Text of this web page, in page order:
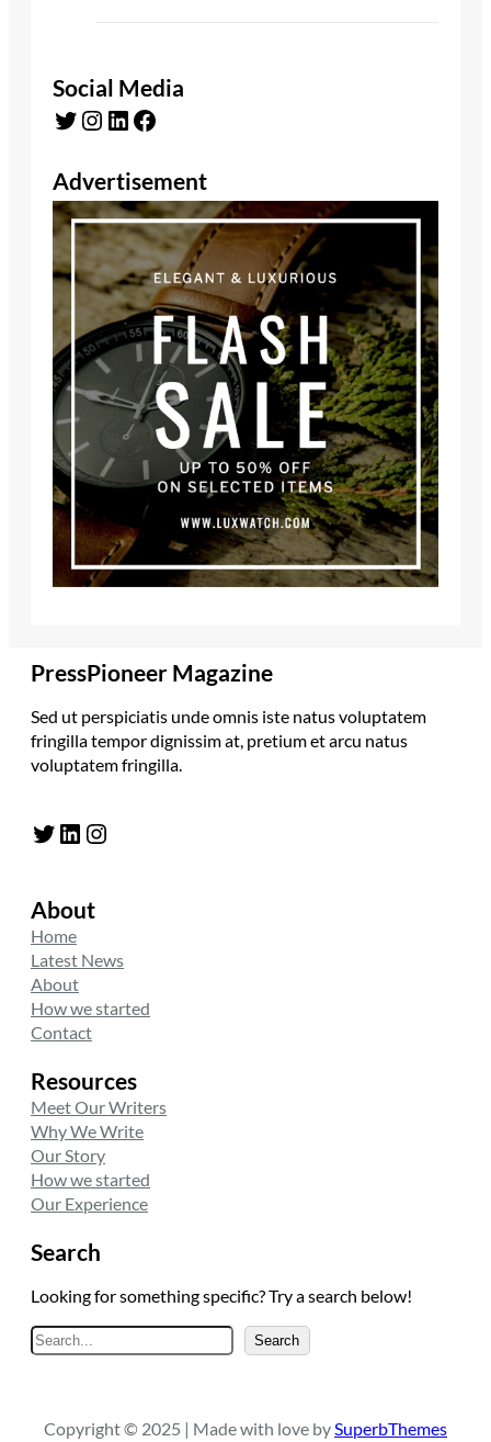
Social Media
Twitter Instagram LinkedIn Facebook
Advertisement
PressPioneer Magazine
Sed ut perspiciatis unde omnis iste natus voluptatem
fringilla tempor dignissim at, pretium et arcu natus
voluptatem fringilla.
Twitter LinkedIn Instagram
About
Home
Latest News
About
How we started
Contact
Resources
Meet Our Writers
Why We Write
Our Story
How we started
Our Experience
Search
Looking for something specific? Try a search below!
A
r
Search
Copyright © 2025 | Made with love bySuperbThemes